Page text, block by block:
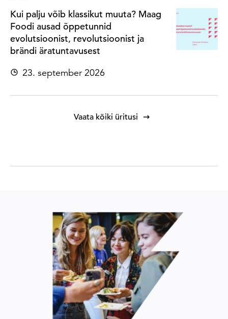
Kui palju võib klassikut muuta? Maag
Foodi ausad õppetunnid
evolutsioonist, revolutsioonist ja
brändi äratuntavusest
23. september 2026
Vaata kõiki üritusi